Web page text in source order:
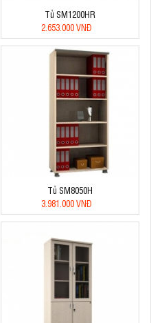
Tủ SM1200HR
2.653.000 VNĐ
Tủ SM8050H
3.981.000 VNĐ